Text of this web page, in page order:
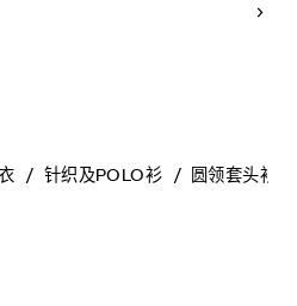
针织及POLO衫 圆领套头衫